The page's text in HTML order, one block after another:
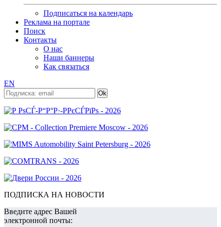
Подписаться на календарь
Реклама на портале
Поиск
Контакты
О нас
Наши баннеры
Как связаться
EN
ПОДПИСКА НА НОВОСТИ
Введите адрес Вашей
электронной почты: